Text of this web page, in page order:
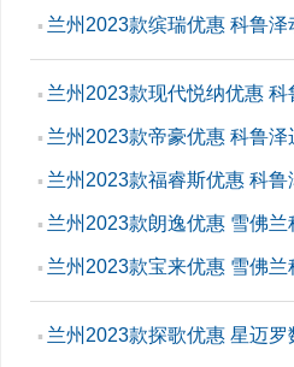
▪ 兰州2023款缤瑞优惠 科鲁泽
▪ 兰州2023款现代悦纳优惠
▪ 兰州2023款帝豪优惠 科鲁泽
▪ 兰州2023款福睿斯优惠 科
▪ 兰州2023款朗逸优惠 雪佛
▪ 兰州2023款宝来优惠 雪佛兰
▪ 兰州2023款探歌优惠 星迈